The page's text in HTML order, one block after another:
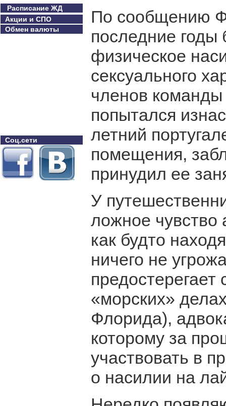
Расписание ЖД
Акции и СПО
Обмен валюты
Соц.сети
По сообщению
последние
физическое
сексуального
членов
попытался
летний
помещения,
принудил ее
У
ложное чувство
как будто
ничего не
«морских»
Флорида),
которому за
участвовать в
о насилии на